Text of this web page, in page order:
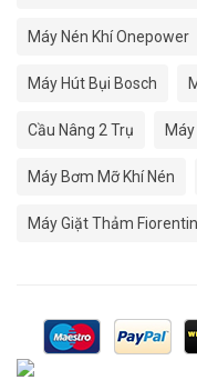
Máy Nén Khí Onepower
Máy Hút Bụi Bosch
Cầu Nâng 2 Trụ
Máy Bơm Mỡ Khí Nén
Máy Giặt Thảm